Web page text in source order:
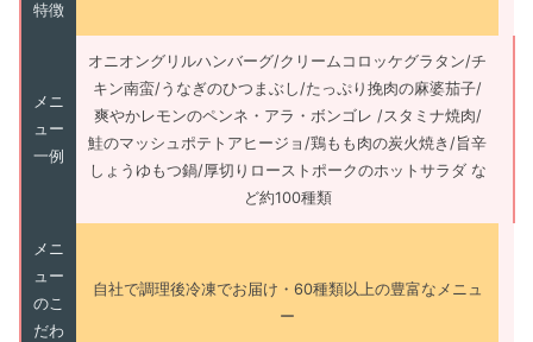
特徴
メニ
ュー
一例
オニオングリルハンバーグ/クリームコロッケグラタン/チ
キン南蛮/うなぎのひつまぶし/たっぷり挽肉の麻婆茄子/
爽やかレモンのペンネ・アラ・ボンゴレ /スタミナ焼肉/
鮭のマッシュポテトアヒージョ/鶏もも肉の炭火焼き/旨辛
しょうゆもつ鍋/厚切りローストポークのホットサラダ な
ど約100種類
メニ
ュー
のこ
だわ
自社で調理後冷凍でお届け・60種類以上の豊富なメニュ
ー